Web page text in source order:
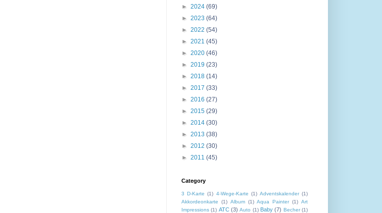
► 2024 (69)
► 2023 (64)
► 2022 (54)
► 2021 (45)
► 2020 (46)
► 2019 (23)
► 2018 (14)
► 2017 (33)
► 2016 (27)
► 2015 (29)
► 2014 (30)
► 2013 (38)
► 2012 (30)
► 2011 (45)
Category
3 D-Karte (1) 4-Wege-Karte (1) Adventskalender (1)
Akkordeonkarte
(1) Album (1) Aqua Painter (1) Art
Impressions (1) ATC (3) Auto (1) Baby (7) Becher (1)